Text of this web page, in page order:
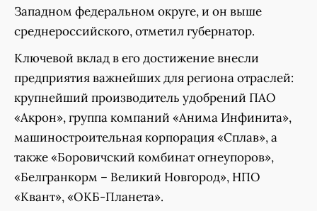
Западном федеральном округе, и он выше
среднероссийского, отметил губернатор.
Ключевой вклад в его достижение внесли
предприятия важнейших для региона отраслей:
крупнейший производитель удобрений ПАО
«Акрон», группа компаний «Анима Инфинита»,
машиностроительная корпорация «Сплав», а
также «Боровичский комбинат огнеупоров»,
«Белгранкорм – Великий Новгород», НПО
«Квант», «ОКБ-Планета».